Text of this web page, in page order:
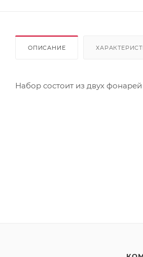
ОПИСАНИЕ
Набор состоит из двух